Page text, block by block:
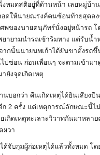
หมดสติอยู่ที่ด้านหน้า เลยหมู่บ้า
อดให้นายณรงค์คนซ้อนท้ายสุดลง
พของนายดนุภัทร์นั่งอยู่หน้ารถ โ
ยายามนำรถเข้าริมทาง แต่รับน้ำ
ากนั้นนายนพเก้าได้ยันขาตั้งรถ
ปซ่อน ก่อนเพื่อนๆ จะตามเข้าม
ยังจุดเกิดเหตุ
บอกว่า คืนเกิดเหตุได้ยินเสียงปื
ก 2 ครั้ง แต่เหตุการณ์ลักษณะนี้ไ
เกิดเหตุทะเลาะวิวาทกันมาหลา
ผวา
ด้จับกุมผู้ก่อเหตุได้แล้วทั้งหมด โ